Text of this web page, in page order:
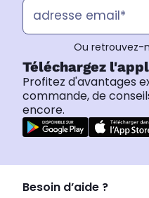
Ou retrouvez-
Téléchargez
Profitez d'avantages
commande, de
encore.
Besoin d’aide ?